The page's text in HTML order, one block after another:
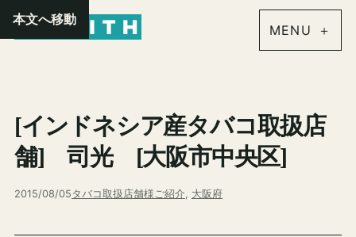
本文へ移動
[インドネシア産タバコ取扱店
舗] 司光 [大阪市中央区]
2015/08/05 タバコ取扱店舗様ご紹介, 大阪府